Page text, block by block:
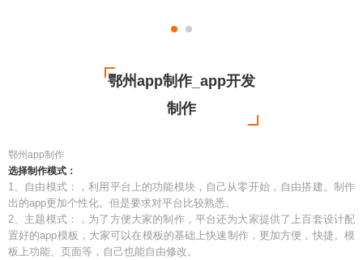
鄂州app制作_app开发
制作
鄂州app制作
选择制作模式：
1、自由模式：，利用平台上的功能模块，自己从零开始，自由搭建。制作
出的app更加个性化。但是要求对平台比较熟悉。
2、主题模式：，为了方便大家的制作，平台还为大家提供了上百套设计配
置好的app模板，大家可以在模板的基础上快速制作，更加方便，快捷。模
板上功能、页面等，自己也能自由修改。